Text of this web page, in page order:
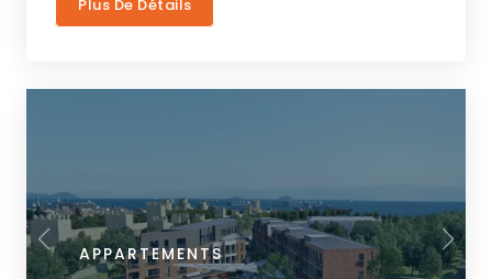
Plus De Détails
APPARTEMENTS